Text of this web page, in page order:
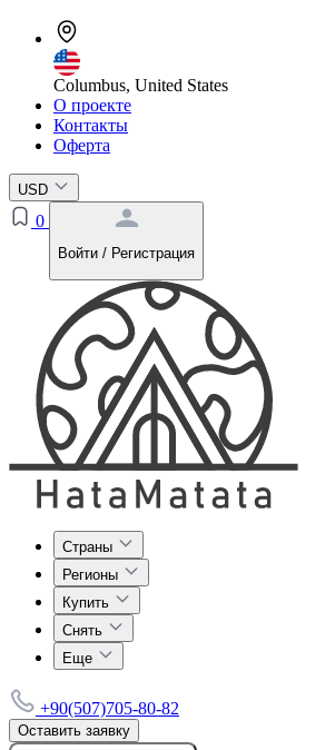
Columbus, United States
О проекте
Контакты
Оферта
USD
0
Войти / Регистрация
Страны
Регионы
Купить
Снять
Еще
+90(507)705-80-82
Оставить заявку